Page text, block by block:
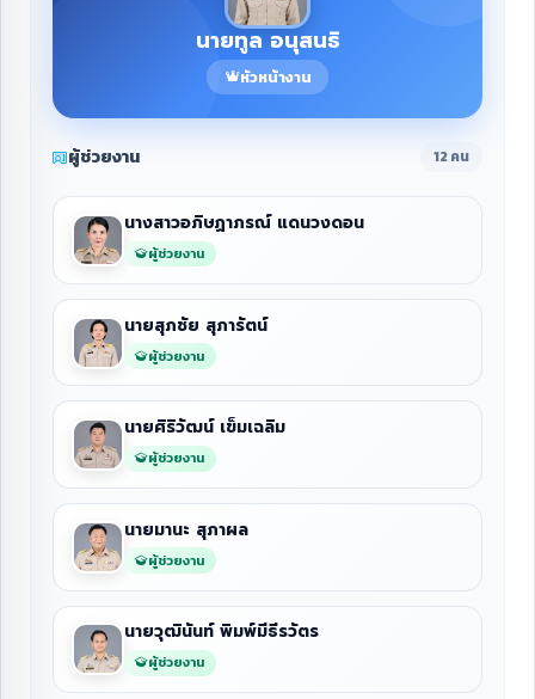
นายทูล อนุสนธิ
หัวหน้างาน
ผู้ช่วยงาน 12 คน
นางสาวอภิษฏาภรณ์ แดนวงดอน
ผู้ช่วยงาน
นายสุภชัย สุภารัตน์
ผู้ช่วยงาน
นายศิริวัฒน์ เข็มเฉลิม
ผู้ช่วยงาน
นายมานะ สุภาผล
ผู้ช่วยงาน
นายวุฒินันท์ พิมพ์มีธีรวัตร
ผู้ช่วยงาน